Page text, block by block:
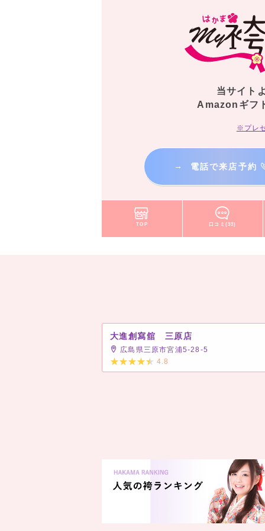
当サイト
Amazonギフ
※プレ
→ 電話で来店予約
TOP 口コミ(33)
大進創寫舘 三原店
広島県三原市宮浦5-28-5
4.8